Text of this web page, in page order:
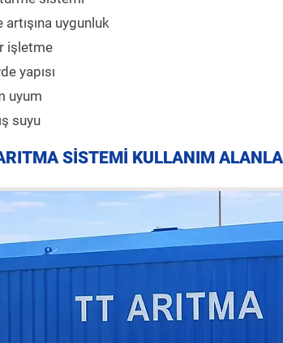
uygunluk
işletme
yapısı
uyum
suyu
SİSTEMİ KULLANIM